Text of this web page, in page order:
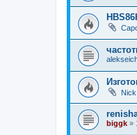
Nick
biggk »